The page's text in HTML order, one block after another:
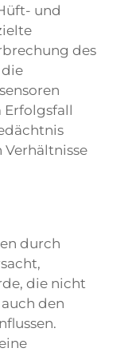
und
des
Erfolgsfall
durch
die nicht
den